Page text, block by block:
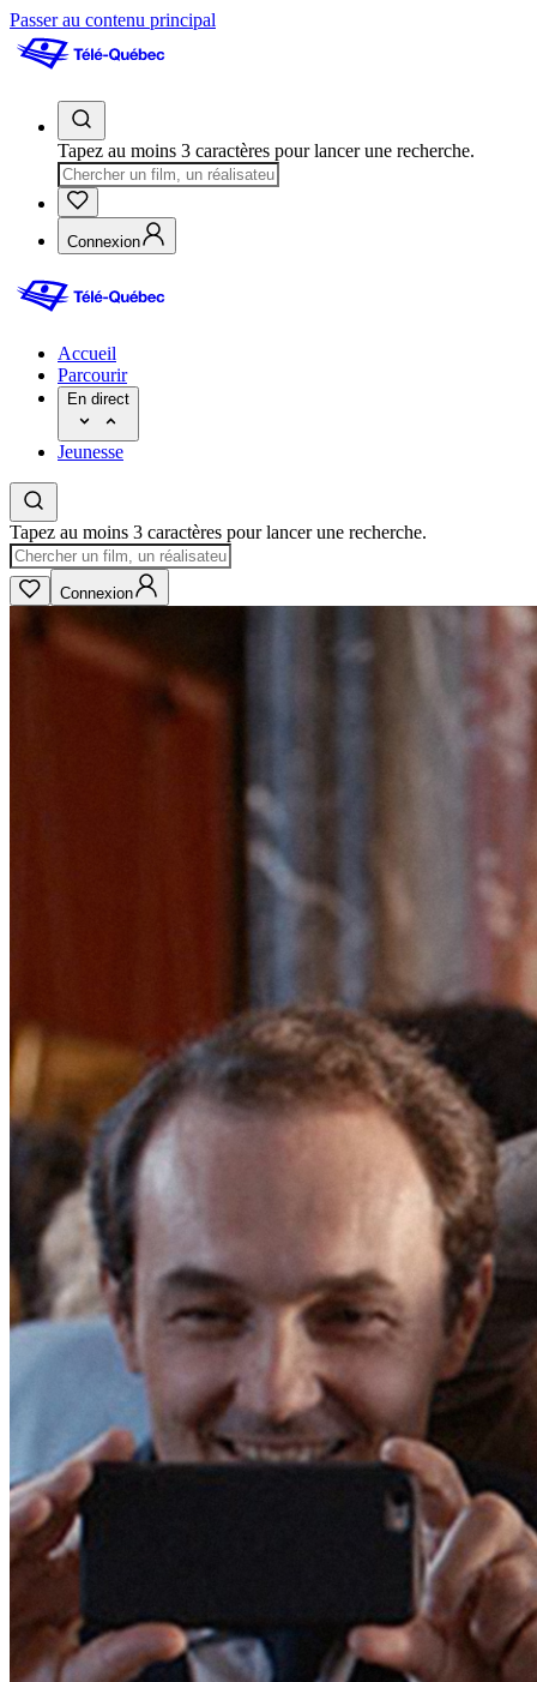
Passer au contenu principal
Tapez au moins 3 caractères pour lancer une recherche.
Connexion
Accueil
Parcourir
En direct
Jeunesse
Tapez au moins 3 caractères pour lancer une recherche.
Connexion